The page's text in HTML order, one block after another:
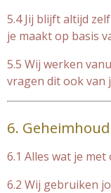
5.4 Jij blijft altijd
je maakt op basis
5.5 Wij werken
vragen dit ook van
6.
6.1 Alles wat je
6.2 Wij gebruiken